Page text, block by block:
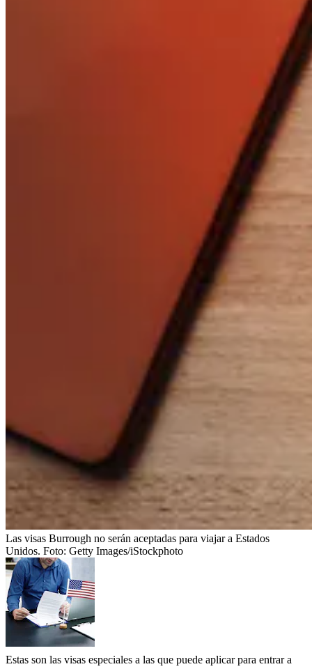
Las visas Burrough no serán aceptadas para viajar a Estados
Unidos. Foto: Getty Images/iStockphoto
Estas son las visas especiales a las que puede aplicar para entrar a